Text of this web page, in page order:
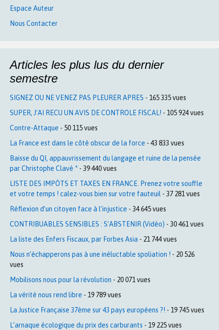
Espace Auteur
Nous Contacter
Articles les plus lus du dernier
semestre
SIGNEZ OU NE VENEZ PAS PLEURER APRES - 165 335 vues
SUPER, J’AI RECU UN AVIS DE CONTROLE FISCAL! - 105 924 vues
Contre-Attaque - 50 115 vues
La France est dans le côté obscur de la force - 43 833 vues
Baisse du QI, appauvrissement du langage et ruine de la pensée
par Christophe Clavé * - 39 440 vues
LISTE DES IMPÔTS ET TAXES EN FRANCE. Prenez votre souffle
et votre temps ! calez-vous bien sur votre fauteuil - 37 281 vues
Réflexion d’un citoyen face à l’injustice - 34 645 vues
CONTRIBUABLES SENSIBLES : S’ABSTENIR (Vidéo) - 30 461 vues
La liste des Enfers Fiscaux, par Forbes Asia - 21 744 vues
Nous n’échapperons pas à une inéluctable spoliation ! - 20 526
vues
Mobilisons nous pour la révolution - 20 071 vues
La vérité nous rend libre - 19 789 vues
La Justice Française 37ème sur 43 pays européens ?! - 19 745 vues
L’arnaque écologique du prix des carburants - 19 225 vues